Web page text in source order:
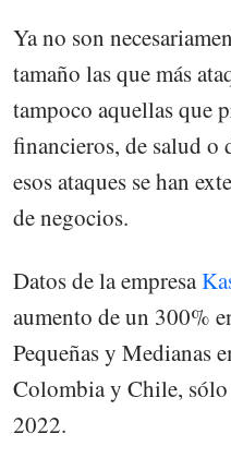
Ya no son
tamaño las que más
tampoco aquellas que
financieros, de salud o
esos ataques se han
de negocios.
Datos de la empresa
aumento de un 300%
Pequeñas y Medianas
Colombia y Chile,
2022.